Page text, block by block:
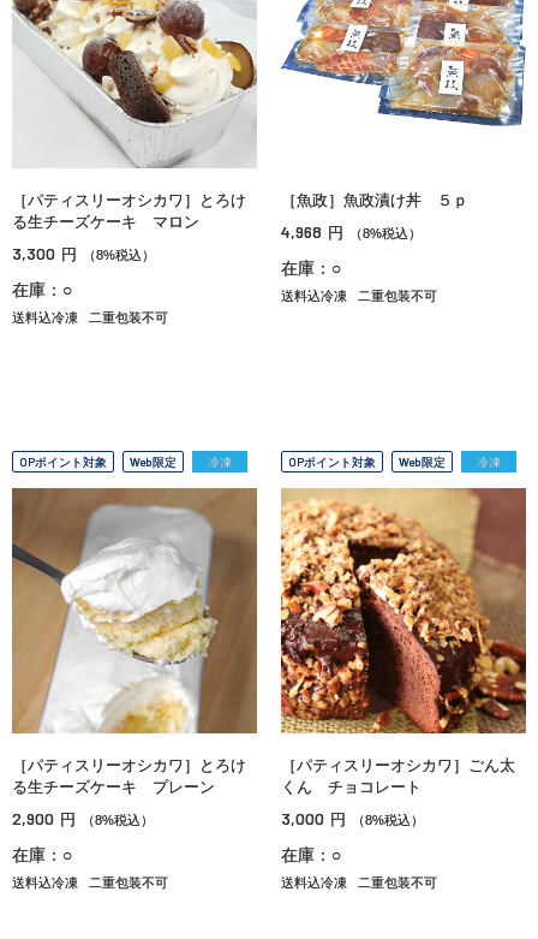
［パティスリーオシカワ］とろけ
る生チーズケーキ マロン
3,300 円 （8%税込）
在庫：○
送料込冷凍 二重包装不可
［魚政］魚政漬け丼 ５ｐ
4,968 円 （8%税込）
在庫：○
送料込冷凍 二重包装不可
OPポイント対象 Web限定 冷凍
［パティスリーオシカワ］とろけ
る生チーズケーキ プレーン
2,900 円 （8%税込）
在庫：○
送料込冷凍 二重包装不可
OPポイント対象 Web限定 冷凍
［パティスリーオシカワ］ごん太
くん チョコレート
3,000 円 （8%税込）
在庫：○
送料込冷凍 二重包装不可